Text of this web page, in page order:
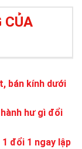
CỦA
bán kính dưới
hư gì đổi
đổi 1 ngay lập